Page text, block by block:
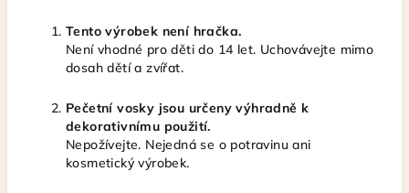
Tento výrobek není hračka.
Není vhodné pro děti do 14 let. Uchovávejte mimo
dosah dětí a zvířat.
Pečetní vosky jsou určeny výhradně k
dekorativnímu použití.
Nepožívejte. Nejedná se o potravinu ani
kosmetický výrobek.